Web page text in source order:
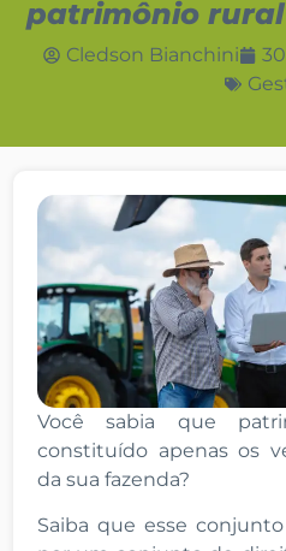
patrimônio
Cledson Bianchini
Você sabia que
constituído apenas os
da sua fazenda?
Saiba que esse